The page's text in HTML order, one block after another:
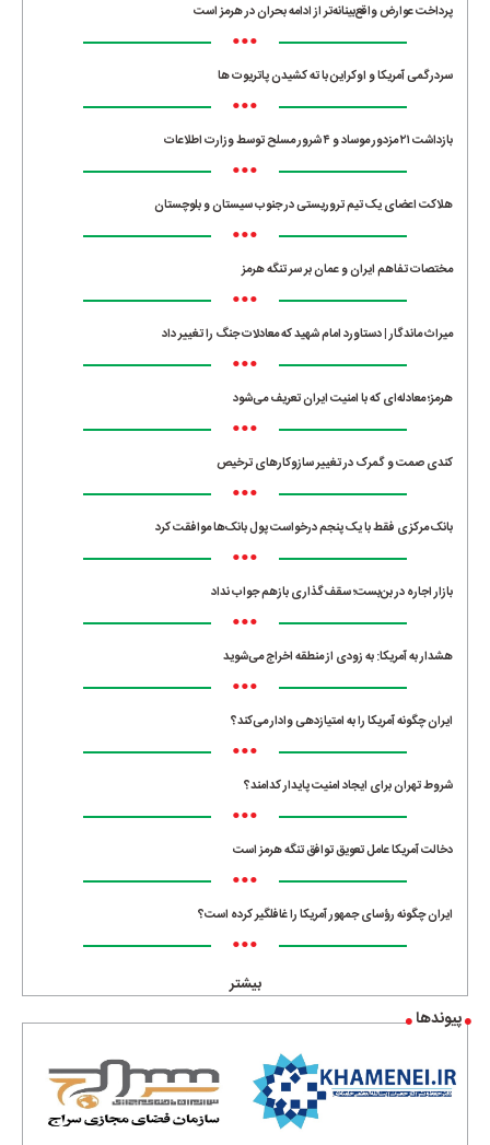
پرداخت عوارض واقع‌بینانه‌تر از ادامه بحران در هرمز است
•••
سردرگمی آمریکا و اوکراین با ته کشیدن پاتریوت ها
•••
بازداشت ۲۱ مزدور موساد و ۴ شرور مسلح توسط وزارت اطلاعات
•••
هلاکت اعضای یک تیم تروریستی در جنوب سیستان و بلوچستان
•••
مختصات تفاهم ایران و عمان بر سر تنگه هرمز
•••
میراث ماندگار | دستاورد امام شهید که معادلات جنگ را تغییر داد
•••
هرمز؛ معادله‌ای که با امنیت ایران تعریف می‌شود
•••
کندی صمت و گمرک در تغییر سازوکارهای ترخیص
•••
بانک مرکزی فقط با یک‌ پنجم درخواست پول بانک‌ها موافقت کرد
•••
بازار اجاره در بن‌بست؛ سقف‌گذاری بازهم جواب نداد
•••
هشدار به آمریکا: به زودی از منطقه اخراج می‌شوید
•••
ایران چگونه آمریکا را به امتیازدهی وادار می‌کند؟
•••
شروط تهران برای ایجاد امنیت پایدار کدامند؟
•••
دخالت آمریکا عامل تعویق توافق تنگه هرمز است
•••
ایران چگونه رؤسای جمهور آمریکا را غافلگیر کرده است؟
•••
بیشتر
پیوندها